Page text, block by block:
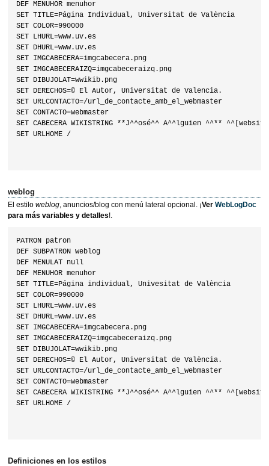
DEF MENUHOR menuhor
SET TITLE=Página Individual, Universitat de València
SET COLOR=990000
SET LHURL=www.uv.es
SET DHURL=www.uv.es
SET IMGCABECERA=imgcabecera.png
SET IMGCABECERAIZQ=imgcabeceraizq.png
SET DIBUJOLAT=wwikib.png
SET DERECHOS=© El Autor, Universitat de Valencia.
SET URLCONTACTO=/url_de_contacte_amb_el_webmaster
SET CONTACTO=webmaster
SET CABECERA WIKISTRING **J^^osé^^ A^^lguien ^^**
SET URLHOME /
weblog
El estilo weblog, anuncios/blog con menú lateral opcional. ¡Ver WebLogDoc
para más variables y detalles!.
PATRON patron
DEF SUBPATRON weblog
DEF MENULAT null
DEF MENUHOR menuhor
SET TITLE=Página individual, Univesitat de València
SET COLOR=990000
SET LHURL=www.uv.es
SET DHURL=www.uv.es
SET IMGCABECERA=imgcabecera.png
SET IMGCABECERAIZQ=imgcabeceraizq.png
SET DIBUJOLAT=wwikib.png
SET DERECHOS=© El Autor, Universitat de València.
SET URLCONTACTO=/url_de_contacte_amb_el_webmaster
SET CONTACTO=webmaster
SET CABECERA WIKISTRING **J^^osé^^ A^^lguien ^^**
SET URLHOME /
Definiciones en los estilos